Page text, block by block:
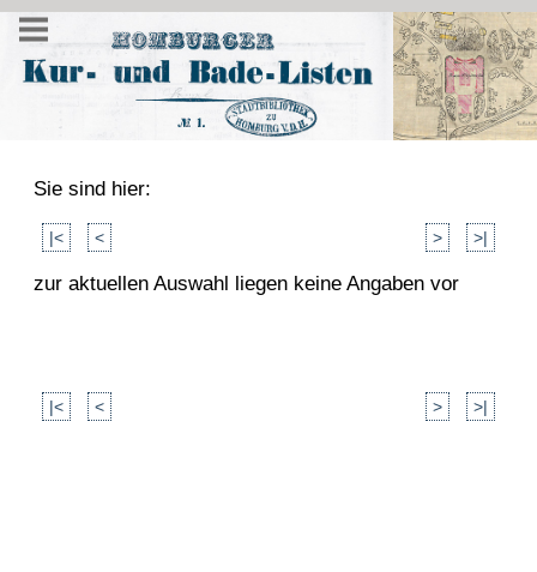
Sie sind hier:
|< < > >|
zur aktuellen Auswahl liegen keine Angaben vor
|< < > >|